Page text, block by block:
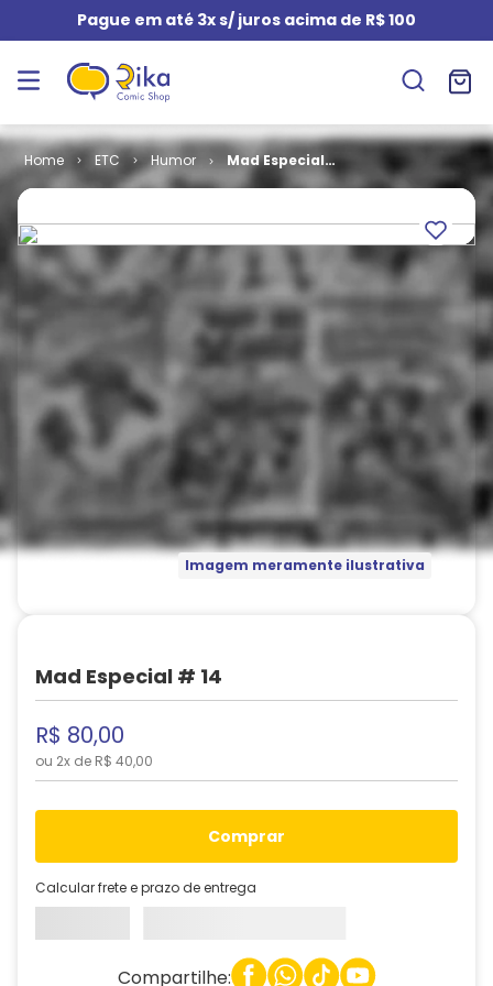
Pague em até 3x s/ juros acima de R$ 100
ETC Humor
Mad Especial
Imagem meramente ilustrativa
Mad Especial # 14
R$ 80,00
ou 2x de R$ 40,00
comprar
Calcular frete e prazo de entrega
Compartilhe: